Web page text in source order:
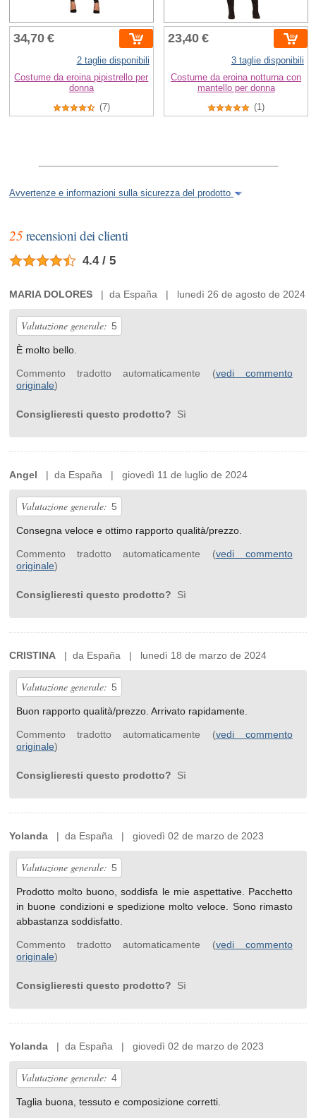
34,70 €
2 taglie disponibili
Costume da eroina pipistrello per
donna
(7)
23,40 €
3 taglie disponibili
Costume da eroina notturna con
mantello per donna
(1)
Avvertenze e informazioni sulla sicurezza del prodotto
25recensioni dei clienti
4.4 / 5
MARIA DOLORES | da España | lunedì 26 de agosto de 2024
Valutazione generale: 5
È molto bello.
Commento tradotto automaticamente (vedi commento
originale)
Consiglieresti questo prodotto? Sì
Angel | da España | giovedì 11 de luglio de 2024
Valutazione generale: 5
Consegna veloce e ottimo rapporto qualità/prezzo.
Commento tradotto automaticamente (vedi commento
originale)
Consiglieresti questo prodotto? Sì
CRISTINA | da España | lunedì 18 de marzo de 2024
Valutazione generale: 5
Buon rapporto qualità/prezzo. Arrivato rapidamente.
Commento tradotto automaticamente (vedi commento
originale)
Consiglieresti questo prodotto? Sì
Yolanda | da España | giovedì 02 de marzo de 2023
Valutazione generale: 5
Prodotto molto buono, soddisfa le mie aspettative. Pacchetto
in buone condizioni e spedizione molto veloce. Sono rimasto
abbastanza soddisfatto.
Commento tradotto automaticamente (vedi commento
originale)
Consiglieresti questo prodotto? Sì
Yolanda | da España | giovedì 02 de marzo de 2023
Valutazione generale: 4
Taglia buona, tessuto e composizione corretti.